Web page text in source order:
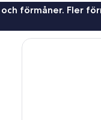
förmåner. Fler